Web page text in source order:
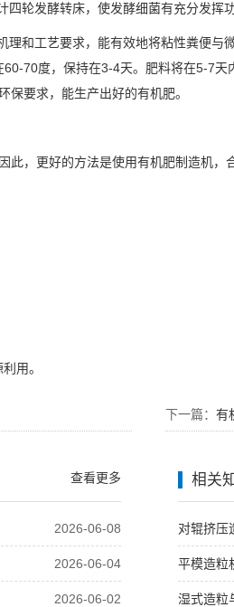
轮发酵转床，使发酵细菌有充分发挥功
和工艺要求，能有效地将粘性粪便
70度，保持在3-4天。肥料将在5-7
要求，能生产出好的有机肥。
，更好的方法是使用有机肥制造机，
用。
下一篇：有
查看更多
2026-06-08
2026-06-04
2026-06-02
相关
对辊挤压
平模造粒
湿式造粒